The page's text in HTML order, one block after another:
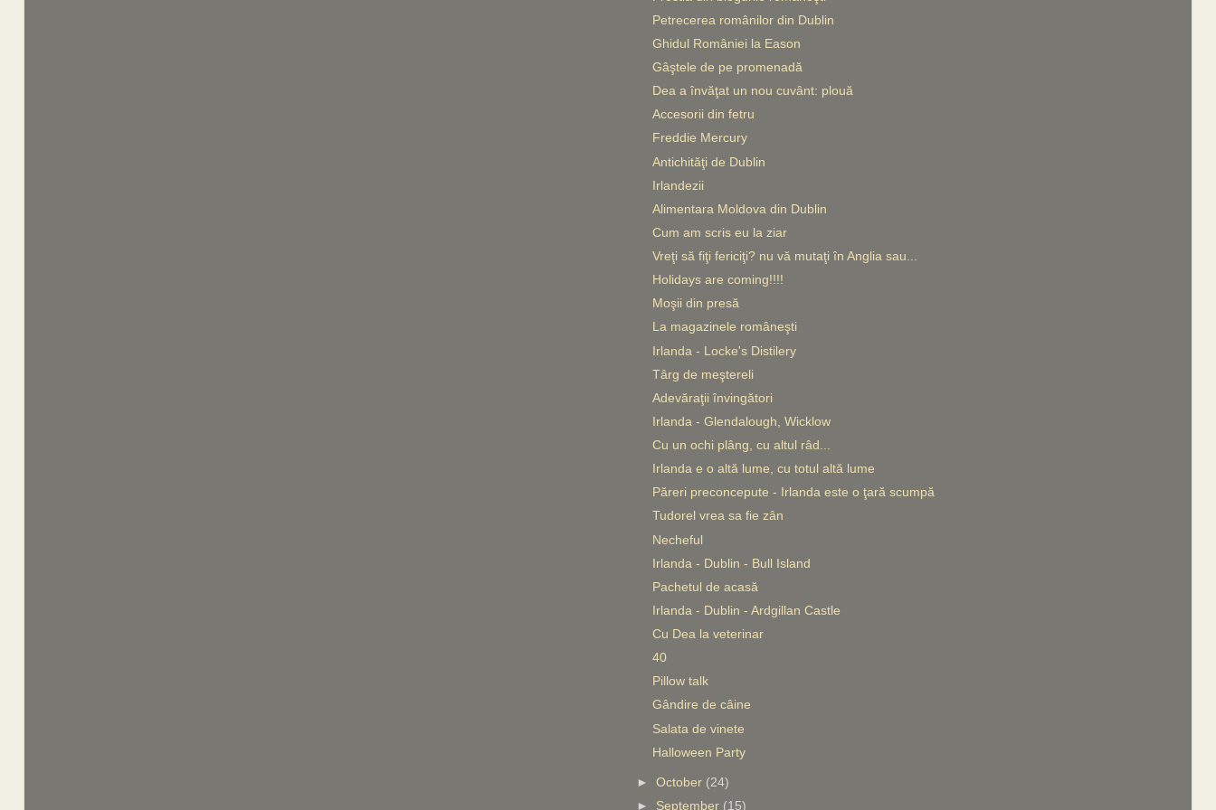
Petrecerea românilor din Dublin
Ghidul României la Eason
Gâştele de pe promenadă
Dea a învăţat un nou cuvânt: plouă
Accesorii din fetru
Freddie Mercury
Antichităţi de Dublin
Irlandezii
Alimentara Moldova din Dublin
Cum am scris eu la ziar
Vreţi să fiţi fericiţi? nu vă mutaţi în Anglia sau...
Holidays are coming!!!!
Moşii din presă
La magazinele româneşti
Irlanda - Locke's Distilery
Târg de meştereli
Adevăraţii învingători
Irlanda - Glendalough, Wicklow
Cu un ochi plâng, cu altul râd...
Irlanda e o altă lume, cu totul altă lume
Păreri preconcepute - Irlanda este o ţară scumpă
Tudorel vrea sa fie zân
Necheful
Irlanda - Dublin - Bull Island
Pachetul de acasă
Irlanda - Dublin - Ardgillan Castle
Cu Dea la veterinar
40
Pillow talk
Gândire de câine
Salata de vinete
Halloween Party
►October (24)
► September (15)